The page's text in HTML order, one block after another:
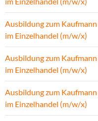
Ausbildung zum Kaufmann
im Einzelhandel (m/w/x)
Ausbildung zum Kaufmann
im Einzelhandel (m/w/x)
Ausbildung zum Kaufmann
im Einzelhandel (m/w/x)